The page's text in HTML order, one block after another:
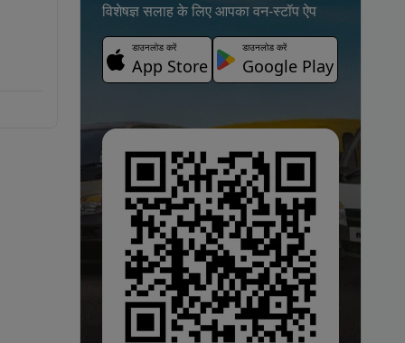
विशेषज्ञ सलाह के लिए आपका वन-स्टॉप ऐप
डाउनलोड करें
App Store
डाउनलोड करें
Google Play